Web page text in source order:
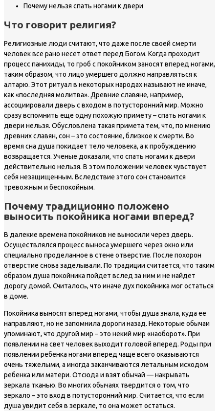
Почему нельзя спать ногами к двери
Что говорит религия?
Религиозные люди считают, что даже после своей смерти
человек все рано несет ответ перед Богом. Когда проходит
процесс панихиды, то гроб с покойником заносят вперед ногами,
таким образом, что лицо умершего должно направляться к
алтарю. Этот ритуал в некоторых народах называют не иначе,
как «последняя молитва». Древние славяне, например,
ассоциировали дверь с входом в потусторонний мир. Можно
сразу вспомнить еще одну похожую примету – спать ногами к
двери нельзя. Обусловлена такая примета тем, что, по мнению
древних славян, сон – это состояние, близкое к смерти. Во
время сна душа покидает тело человека, а к пробуждению
возвращается. Ученые доказали, что спать ногами к двери
действительно нельзя. В этом положении человек чувствует
себя незащищенным. Вследствие этого сон становится
тревожным и беспокойным.
Почему традиционно положено
выносить покойника ногами вперед?
В далекие времена покойников не выносили через дверь.
Осуществлялся процесс выноса умершего через окно или
специально проделанное в стене отверстие. После похорон
отверстие снова заделывали. По традиции считается, что таким
образом душа покойника пойдет вслед за ним и не найдет
дорогу домой. Считалось, что иначе дух покойника мог остаться
в доме.
Покойника выносят вперед ногами, чтобы душа знала, куда ее
направляют, но не запомнила дороги назад. Некоторые обычаи
упоминают, что другой мир – это некий мир «наоборот». При
появлении на свет человек выходит головой вперед. Роды при
появлении ребенка ногами вперед чаще всего оказываются
очень тяжелыми, а иногда заканчиваются летальным исходом
ребенка или матери. Отсюда и взят обычай — накрывать
зеркала тканью. Во многих обычаях твердится о том, что
зеркало – это вход в потусторонний мир. Считается, что если
душа увидит себя в зеркале, то она может остаться.